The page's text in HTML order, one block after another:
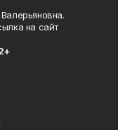
на сайт